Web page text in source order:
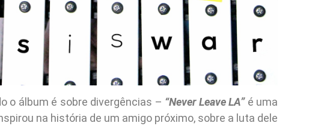
o álbum é sobre divergências – “Never Leave LA”é uma
na história de um amigo próximo, sobre a luta dele